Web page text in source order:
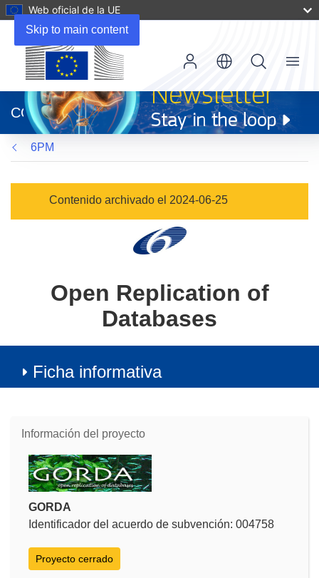
Skip to main content
Web oficial de la UE
abrirá
en
una
nueva
ventana)
CORDIS
Menu
6PM
Contenido archivado el 2024-06-25
Open Replication of
Databases
Ficha informativa
Información del proyecto
GORDA
Identificador del acuerdo de subvención: 004758
Proyecto cerrado